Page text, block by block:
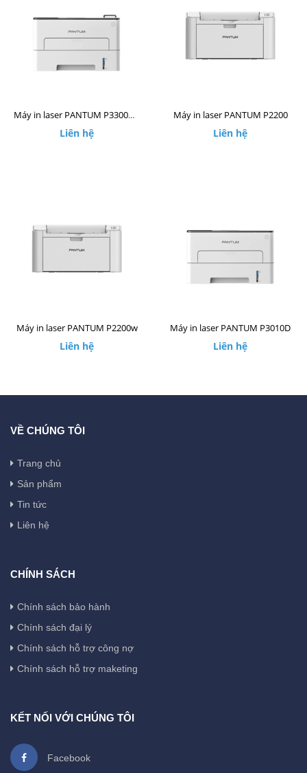
Máy in laser PANTUM P3300DW
Liên hệ
Máy in laser PANTUM P2200
Liên hệ
Máy in laser PANTUM P2200w
Liên hệ
Máy in laser PANTUM P3010D
Liên hệ
VỀ CHÚNG TÔI
Trang chủ
Sản phẩm
Tin tức
Liên hệ
CHÍNH SÁCH
Chính sách bảo hành
Chính sách đại lý
Chính sách hỗ trợ công nợ
Chính sách hỗ trợ maketing
KẾT NỐI VỚI CHÚNG TÔI
Facebook